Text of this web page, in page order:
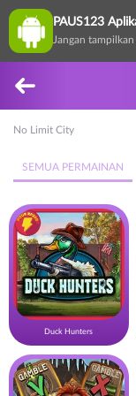
PAUS123
Jangan
No Limit City
SEMUA PERMAINAN
Duck Hunters